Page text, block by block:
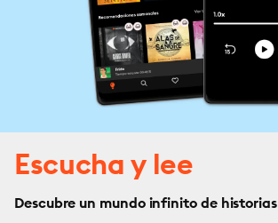
Escucha y lee
Descubre un mundo infinito de historias